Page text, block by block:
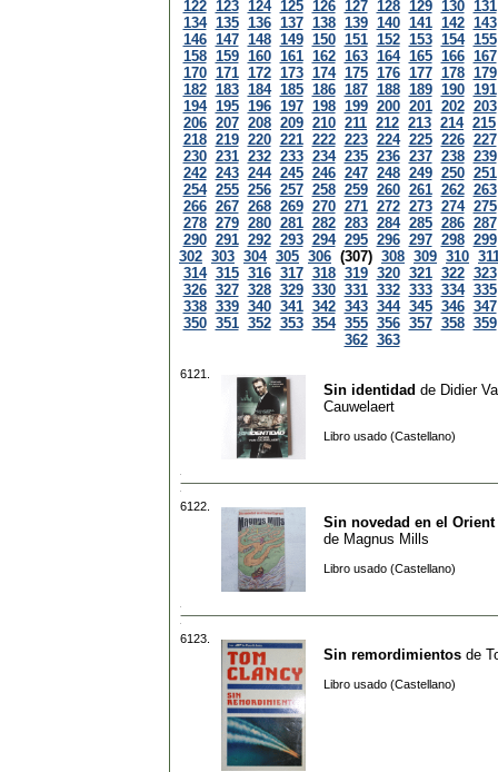
122 123 124 125 126 127 128 129 130 131
134 135 136 137 138 139 140 141 142 143
146 147 148 149 150 151 152 153 154 155
158 159 160 161 162 163 164 165 166 167
170 171 172 173 174 175 176 177 178 179
182 183 184 185 186 187 188 189 190 191
194 195 196 197 198 199 200 201 202 203
206 207 208 209 210 211 212 213 214 215
218 219 220 221 222 223 224 225 226 227
230 231 232 233 234 235 236 237 238 239
242 243 244 245 246 247 248 249 250 251
254 255 256 257 258 259 260 261 262 263
266 267 268 269 270 271 272 273 274 275
278 279 280 281 282 283 284 285 286 287
290 291 292 293 294 295 296 297 298 299
302 303 304 305 306 (307) 308 309 310
314 315 316 317 318 319 320 321 322 323
326 327 328 329 330 331 332 333 334 335
338 339 340 341 342 343 344 345 346 347
350 351 352 353 354 355 356 357 358 359
362 363
6121.
Sin identidad de Didier
Cauwelaert
Libro usado (Castellano)
6122.
Sin novedad en el
de Magnus Mills
Libro usado (Castellano)
6123.
Sin remordimientos de
Libro usado (Castellano)